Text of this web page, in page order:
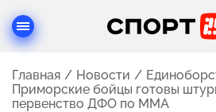
Главная Новости
Приморские бойцы готовы
первенство ДФО по ММА